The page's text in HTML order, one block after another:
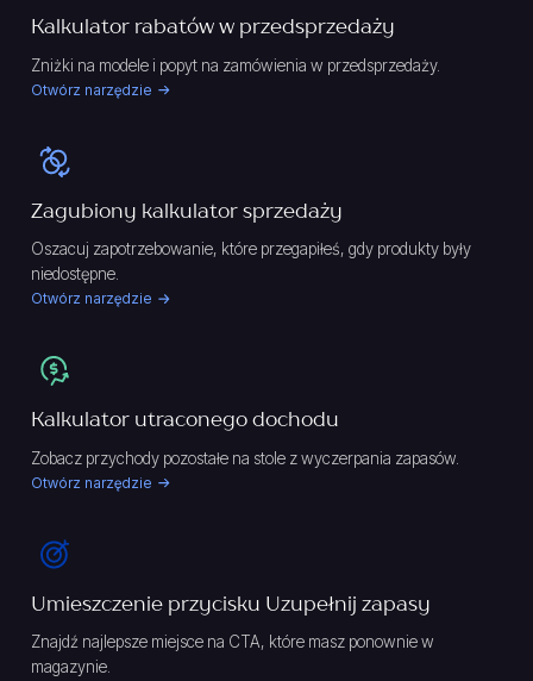
Kalkulator rabatów w przedsprzedaży
Zniżki na modele i popyt na zamówienia w przedsprzedaży.
Otwórz narzędzie
Zagubiony kalkulator sprzedaży
Oszacuj zapotrzebowanie, które przegapiłeś, gdy produkty były
niedostępne.
Otwórz narzędzie
Kalkulator utraconego dochodu
Zobacz przychody pozostałe na stole z wyczerpania zapasów.
Otwórz narzędzie
Umieszczenie przycisku Uzupełnij zapasy
Znajdź najlepsze miejsce na CTA, które masz ponownie w
magazynie.